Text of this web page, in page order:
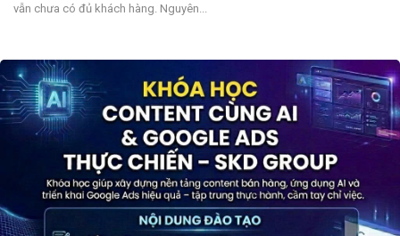
vẫn chưa có đủ khách hàng. Nguyên...